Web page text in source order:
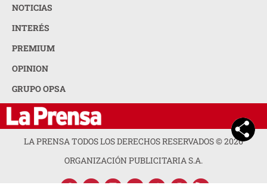
NOTICIAS
INTERÉS
PREMIUM
OPINION
GRUPO OPSA
LA PRENSA TODOS LOS DERECHOS RESERVADOS ©2026
ORGANIZACIÓN PUBLICITARIA S.A.